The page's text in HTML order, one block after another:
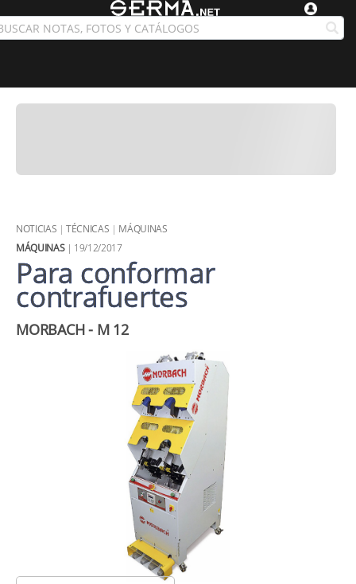
NOTICIAS |TÉCNICAS | MÁQUINAS
MÁQUINAS| 19/12/2017
Para conformar
contrafuertes
​MORBACH - M 12